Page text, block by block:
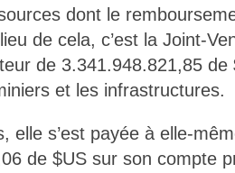
dont le
de cela, c’est la Joint-
de 3.341.948.821,85
et les infrastructures.
elle s’est payée à elle-
de $US sur son compte